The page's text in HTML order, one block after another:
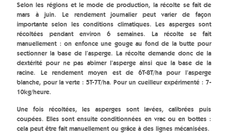
Selon les régions et le mode de production, la récolte se fait de
mars à juin. Le rendement journalier peut varier de façon
importante selon les conditions climatiques. Les asperges sont
récoltées pendant environ 6 semaines. La récolte se fait
manuellement : on enfonce une gouge au fond de la butte pour
sectionner la base de l’asperge. La récolte demande donc de la
dextérité pour ne pas abimer l’asperge ainsi que la base de la
racine. Le rendement moyen est de 6T-8T/ha pour l’asperge
blanche, pour la verte : 5T-7T/ha. Pour un cueilleur expérimenté : 7-
10kg/heure.
Une fois récoltées, les asperges sont lavées, calibrées puis
coupées. Elles sont ensuite conditionnées en vrac ou en bottes :
cela peut être fait manuellement ou grâce à des lignes mécanisées.